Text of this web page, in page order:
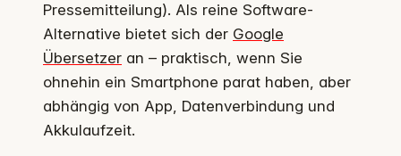
Pressemitteilung). Als reine Software-
Alternative bietet sich der Google
Übersetzer an – praktisch, wenn Sie
ohnehin ein Smartphone parat haben, aber
abhängig von App, Datenverbindung und
Akkulaufzeit.